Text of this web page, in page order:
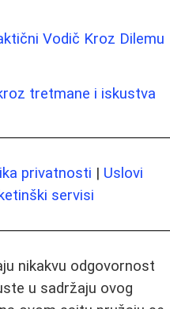
Vodič Kroz Dilemu
tretmane i iskustva
privatnosti | Uslovi
servisi
nikakvu odgovornost
u sadržaju ovog